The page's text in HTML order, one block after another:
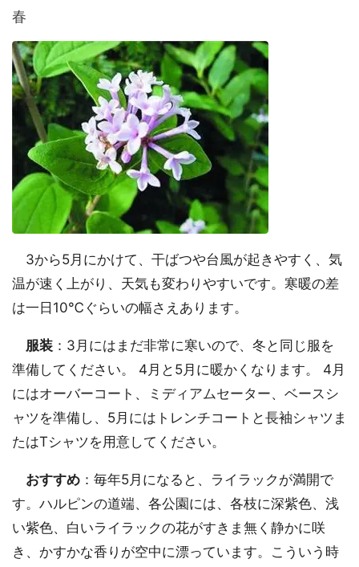
春
3から5月にかけて、干ばつや台風が起きやすく、気
温が速く上がり、天気も変わりやすいです。寒暖の差
は一日10℃ぐらいの幅さえあります。
服装 ：3月にはまだ非常に寒いので、冬と同じ服を
準備してください。 4月と5月に暖かくなります。 4月
にはオーバーコート、ミディアムセーター、ベースシ
ャツを準備し、5月にはトレンチコートと長袖シャツま
たはTシャツを用意してください。
おすすめ ：毎年5月になると、ライラックが満開で
す。ハルピンの道端、各公園には、各枝に深紫色、浅
い紫色、白いライラックの花がすきま無く静かに咲
き、かすかな香りが空中に漂っています。こういう時